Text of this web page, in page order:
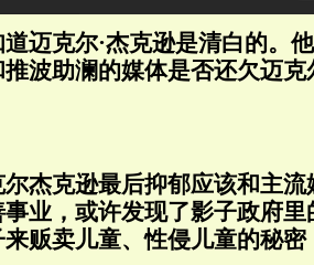
迈克尔·杰克逊是清白的。
波助澜的媒体是否还欠迈克
尔杰克逊最后抑郁应该和主
业，或许发现了影子政府
贩卖儿童、性侵儿童的秘